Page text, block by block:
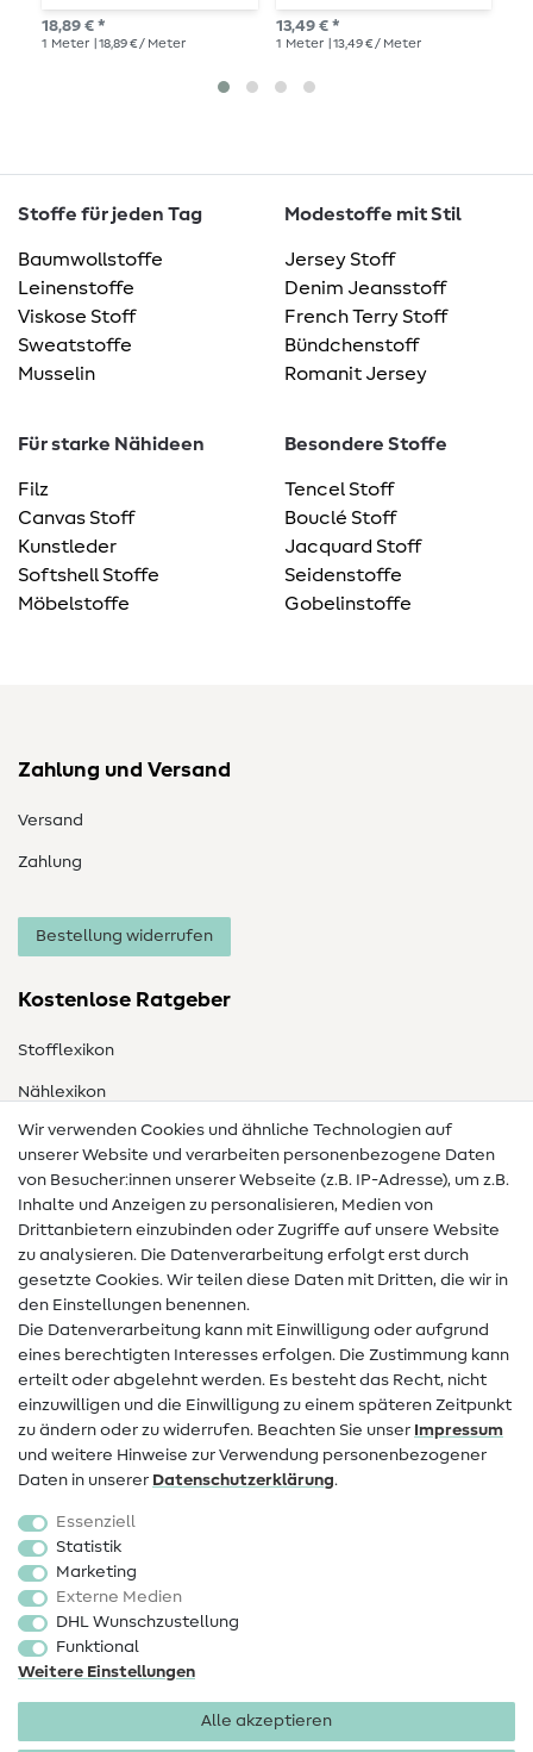
Navy
18,89 € *
1 Meter | 18,89 € / Meter
13,49 € *
1 Meter | 13,49 € / Meter
Stoffe für jeden Tag
Baumwollstoffe
Leinenstoffe
Viskose Stoff
Sweatstoffe
Musselin
Modestoffe mit Stil
Jersey Stoff
Denim Jeansstoff
French Terry Stoff
Bündchenstoff
Romanit Jersey
Für starke Nähideen
Filz
Canvas Stoff
Kunstleder
Softshell Stoffe
Möbelstoffe
Besondere Stoffe
Tencel Stoff
Bouclé Stoff
Jacquard Stoff
Seidenstoffe
Gobelinstoffe
Zahlung und Versand
Versand
Zahlung
Bestellung widerrufen
Kostenlose Ratgeber
Stofflexikon
Nählexikon
Nähanleitungen
Hilfe & Kontakt
Kontakt
Infos zum Betreiberwechsel
Widerrufsrecht
Beliebt
Stoffe
Sale
Schnittmuster
Wir verwenden Cookies und ähnliche Technologien auf
unserer Website und verarbeiten personenbezogene Daten
von Besucher:innen unserer Webseite (z.B. IP-Adresse), um z.B.
Inhalte und Anzeigen zu personalisieren, Medien von
Drittanbietern einzubinden oder Zugriffe auf unsere Website
zu analysieren. Die Datenverarbeitung erfolgt erst durch
gesetzte Cookies. Wir teilen diese Daten mit Dritten, die wir in
den Einstellungen benennen.
Die Datenverarbeitung kann mit Einwilligung oder aufgrund
eines berechtigten Interesses erfolgen. Die Zustimmung kann
erteilt oder abgelehnt werden. Es besteht das Recht, nicht
einzuwilligen und die Einwilligung zu einem späteren Zeitpunkt
zu ändern oder zu widerrufen. Beachten Sie unser Impressum
und weitere Hinweise zur Verwendung personenbezogener
Daten in unserer Daten­schutz­erklärung.
Essenziell
Statistik
Marketing
Externe Medien
DHL Wunschzustellung
Funktional
Weitere Einstellungen
Alle akzeptieren
Impressum
Datenschutz AGB